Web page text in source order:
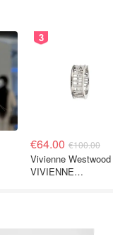
3
€64.00 €100.00
Vivienne Westwood
VIVIENNE